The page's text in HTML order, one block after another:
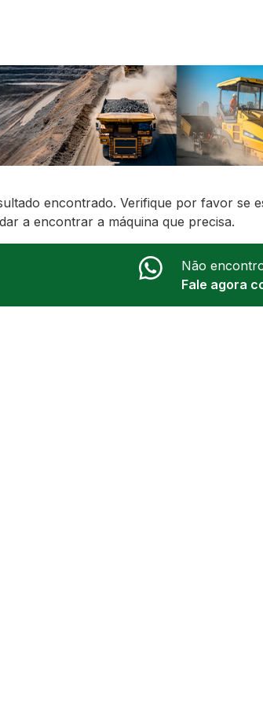
encontrado. Verifique por favor se
a encontrar a máquina que precisa.
Não
Fale agora